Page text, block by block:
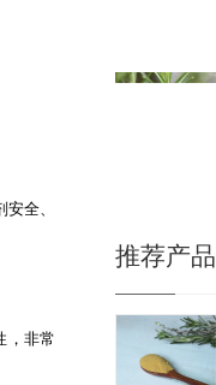
全、
，非常
推荐产品